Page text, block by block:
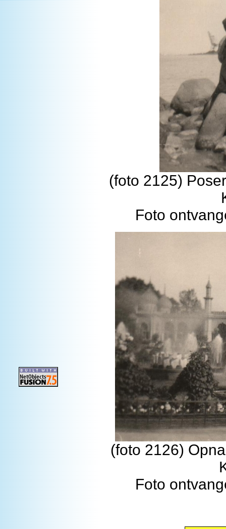
(foto 2125)
Foto
(foto 2126)
Foto